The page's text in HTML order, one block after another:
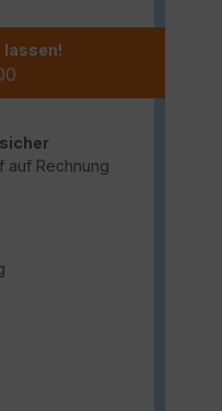
auf Rechnung